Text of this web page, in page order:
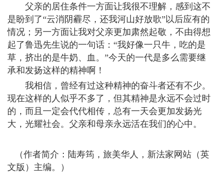
父亲的居住条件一方面让我很不理解，感到这不
是盼到了“云消阴霾尽，还我河山好放歌”以后应有的
情况；另一方面让我对父亲更加肃然起敬，不由得想
起了鲁迅先生说的一句话：“我好像一只牛，吃的是
草，挤出的是牛奶、血。”今天的一代是多么需要继
承和发扬这样的精神啊！
我相信，曾经有过这种精神的奋斗者还有不少。
现在这样的人似乎不多了，但其精神是永远不会过时
的，而且一定会代代相传，总有一天会更加发扬光
大，光耀社会。父亲和母亲永远活在我们的心中。
（作者简介：陆寿筠，旅美华人，新法家网站（英
文版）主编。）